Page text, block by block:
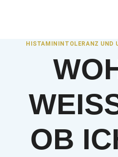
HISTAMININTOLERANZ UND
WEISS
B ICH